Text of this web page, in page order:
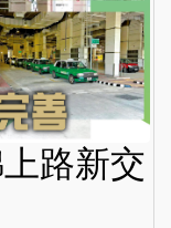
路新交